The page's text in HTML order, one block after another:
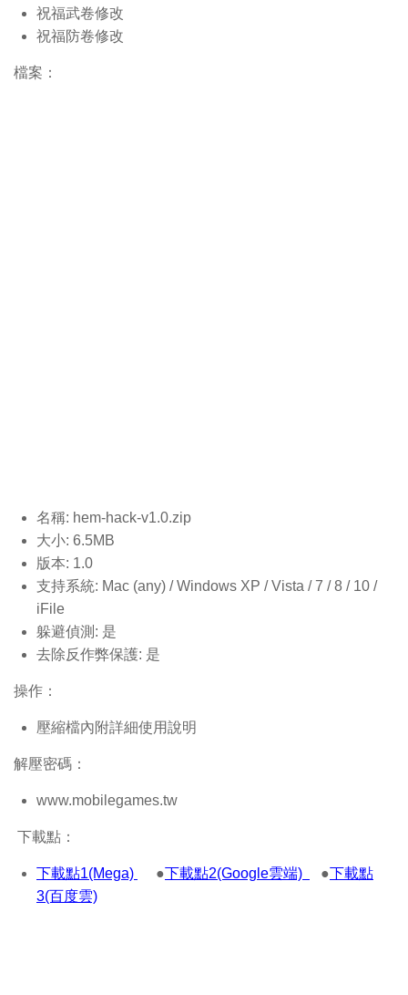
祝福武卷修改
祝福防卷修改
檔案：
名稱: hem-hack-v1.0.zip
大小: 6.5MB
版本: 1.0
支持系統: Mac (any) / Windows XP / Vista / 7 / 8 / 10 /
iFile
躲避偵測: 是
去除反作弊保護: 是
操作：
壓縮檔內附詳細使用說明
解壓密碼：
www.mobilegames.tw
下載點：
下載點1(Mega) ●下載點2(Google雲端) ●下載點
3(百度雲)